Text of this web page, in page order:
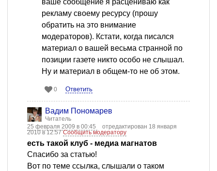
ваше сообщение я расцениваю как
рекламу своему ресурсу (прошу
обратить на это внимание
модераторов). Кстати, когда писался
материал о вашей весьма странной по
позиции газете никто особо не слышал.
Ну и материал в общем-то не об этом.
0 Ответить
Вадим Пономарев
Читатель
25 февраля 2009 в 00:45
отредактирован 18 января
2010 в 12:57Сообщить модератору
есть такой клуб - медиа магнатов
Спасибо за статью!
Вот по теме ссылка, слышали о таком